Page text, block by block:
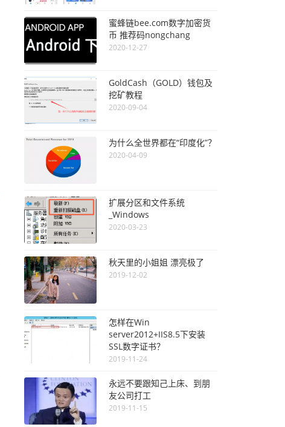
蜜蜂链bee.com数字加密货
币 推荐码nongchang
2020-12-27
GoldCash（GOLD）钱包及
挖矿教程
2020-09-04
为什么全世界都在“印度化”？
2020-04-09
扩展分区和文件系统
_Windows
2020-03-23
秋天里的小姐姐 漂亮极了
2019-12-02
怎样在Win
server2012+IIS8.5下安装
SSL数字证书？
2019-11-24
永远不要跟知己上床、到朋
友公司打工
2019-11-15